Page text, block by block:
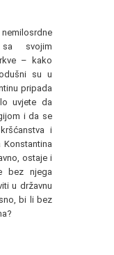
svojim
– kako
su u
pripada
uvjete da
i da se
i
ostaje i
bez njega
u državnu
bi li bez